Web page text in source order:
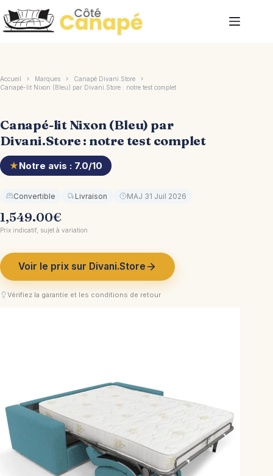
au
contenu
Accueil Marques
Canapé Divani.Store
Canapé-lit Nixon (Bleu) par Divani.Store : notre test complet
Canapé-lit Nixon (Bleu) par
Divani.Store : notre test complet
★Notre avis : 7.0/10
Convertible Livraison MAJ 31 Juil 2026
1,549.00€
Prix indicatif, sujet à variation
Voir le prix sur Divani.Store
Vérifiez la garantie et les conditions de retour